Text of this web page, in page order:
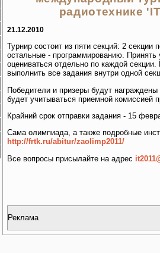
радиотехнике
21.12.2010
Турнир состоит из пяти секций: 2
остальные - программированию.
оцениваться отдельно по каждой
выполнить все задания внутри одной
Победители и призеры будут
будет учитываться приемной комиссией
Крайний срок отправки задания - 15
Сама олимпиада, а также подробные
http://frtk.ru/abitur/zaolimp2011/
Все вопросы присылайте на адрес
Реклама